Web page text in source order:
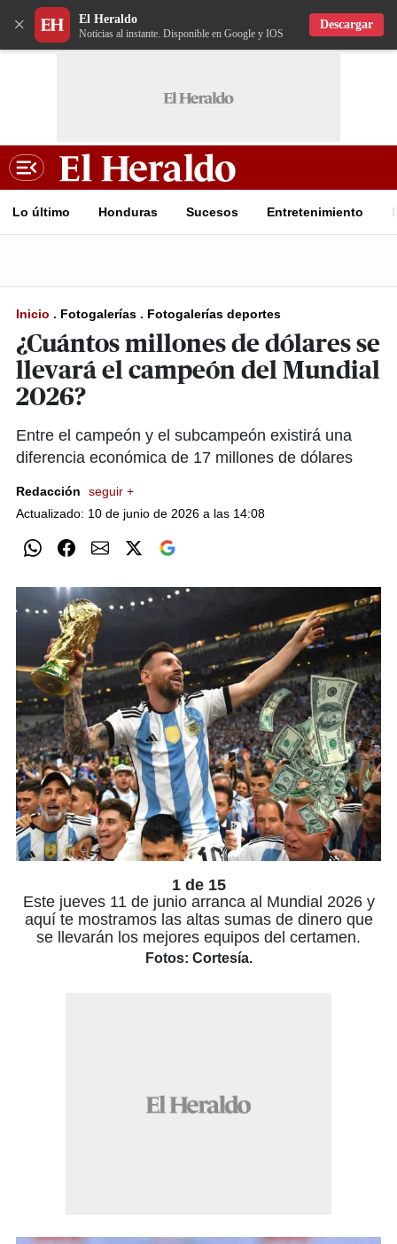
× El Heraldo
Noticias al instante. Disponible en Google y IOS
Descargar
Lo último Honduras Sucesos Entretenimiento
Inicio . Fotogalerías . Fotogalerías deportes
¿Cuántos millones de dólares se
llevará el campeón del Mundial
2026?
Entre el campeón y el subcampeón existirá una
diferencia económica de 17 millones de dólares
Redacción
seguir +
Actualizado: 10 de junio de 2026 a las 14:08
1 de 15
Este jueves 11 de junio arranca al Mundial 2026 y
aquí te mostramos las altas sumas de dinero que
se llevarán los mejores equipos del certamen.
Fotos: Cortesía.